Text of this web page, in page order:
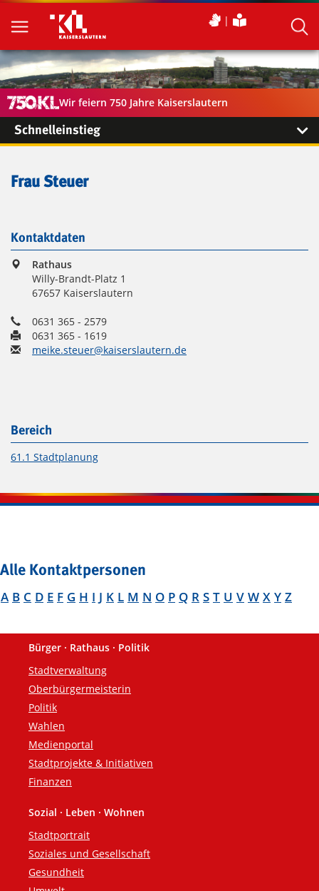
Wir feiern 750 Jahre Kaiserslautern
Schnelleinstieg
Frau Steuer
Kontaktdaten
Rathaus
Willy-Brandt-Platz 1
67657 Kaiserslautern
0631 365 - 2579
0631 365 - 1619
meike.steuer@kaiserslautern.de
Bereich
61.1 Stadtplanung
Alle Kontaktpersonen
A B C D E F G H I J K L M N O P Q R S T U V W X Y Z
Fußzeile
Bürger · Rathaus · Politik
Stadtverwaltung
Oberbürgermeisterin
Politik
Wahlen
Medienportal
Stadtprojekte & Initiativen
Finanzen
Sozial · Leben · Wohnen
Stadtportrait
Soziales und Gesellschaft
Gesundheit